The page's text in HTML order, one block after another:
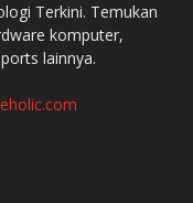
Terkini. Temukan
komputer,
lainnya.